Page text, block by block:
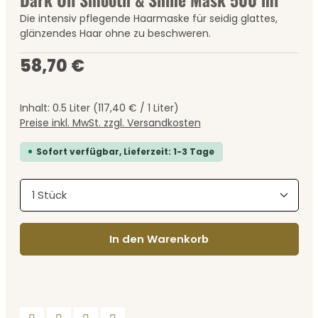
Die intensiv pflegende Haarmaske für seidig glattes,
glänzendes Haar ohne zu beschweren.
Regulärer Preis:
58,70 €
Inhalt: 0.5 Liter (117,40 € / 1 Liter)
Preise inkl. MwSt. zzgl. Versandkosten
Sofort verfügbar, Lieferzeit: 1-3 Tage
Produkt Anzahl: Gib den gewünschten Wert
In den Warenkorb